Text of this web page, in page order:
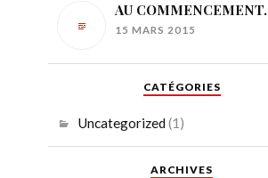
AU
15 MARS 2015
CATÉGORIES
Uncategorized (1)
ARCHIVES